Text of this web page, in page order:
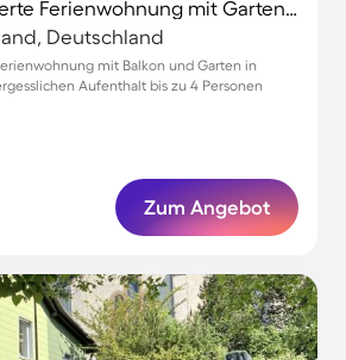
Familienorientierte Ferienwohnung mit Garten und Terrasse | Gartenblick
Deutschland
mit Balkon und Garten in
Aufenthalt bis zu 4 Personen
Zum Angebot